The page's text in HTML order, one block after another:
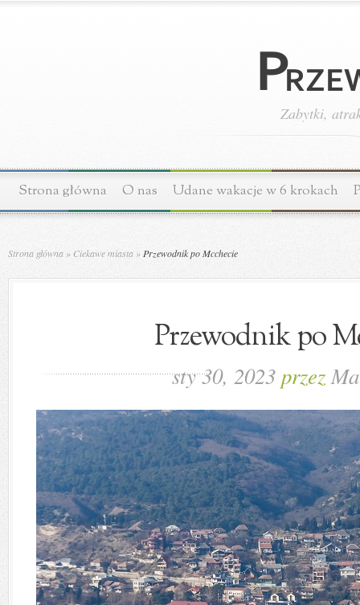
Zabytki,
Strona główna O nas Udane wakacje w 6 krokach
Strona główna » Ciekawe miasta » Przewodnik po Mcchecie
Przewodnik po
sty 30, 2023 przez